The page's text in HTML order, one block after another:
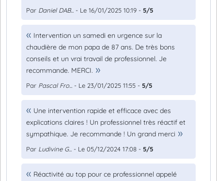
Par Daniel DAB... - Le 16/01/2025 10:19 - 5/5
Intervention un samedi en urgence sur la
chaudière de mon papa de 87 ans. De très bons
conseils et un vrai travail de professionnel. Je
recommande. MERCI.
Par Pascal Fro... - Le 23/01/2025 11:55 - 5/5
Une intervention rapide et efficace avec des
explications claires ! Un professionnel très réactif et
sympathique. Je recommande ! Un grand merci
Par Ludivine G... - Le 05/12/2024 17:08 - 5/5
Réactivité au top pour ce professionnel appelé